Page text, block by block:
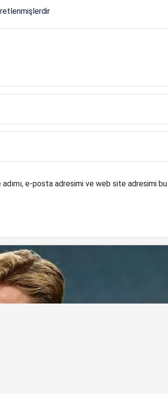
e-posta adresimi ve web site adresimi bu